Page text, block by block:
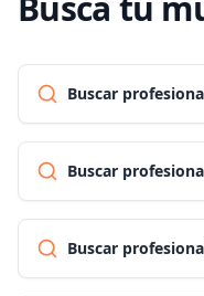
Buscar
Buscar
Buscar